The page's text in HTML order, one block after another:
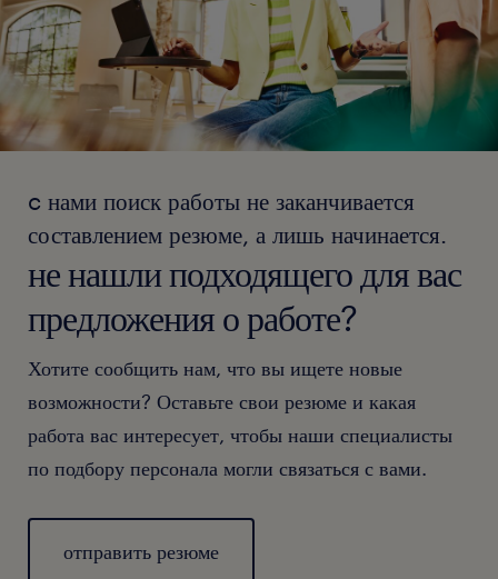
c нами поиск работы не заканчивается
составлением резюме, а лишь начинается.
не нашли подходящего для вас
предложения о работе?
Хотите сообщить нам, что вы ищете новые
возможности? Оставьте свои резюме и какая
работа вас интересует, чтобы наши специалисты
по подбору персонала могли связаться с вами.
отправить резюме